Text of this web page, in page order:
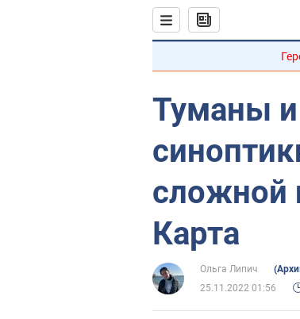
Туманы
сложной
Карта
Ольга Липич
25.11.2022 01:56